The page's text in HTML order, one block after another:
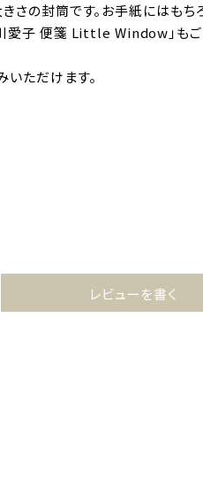
の封筒です。お手紙にはも
愛子 便箋 Little Window」もご
ただけます。
レビューを書く